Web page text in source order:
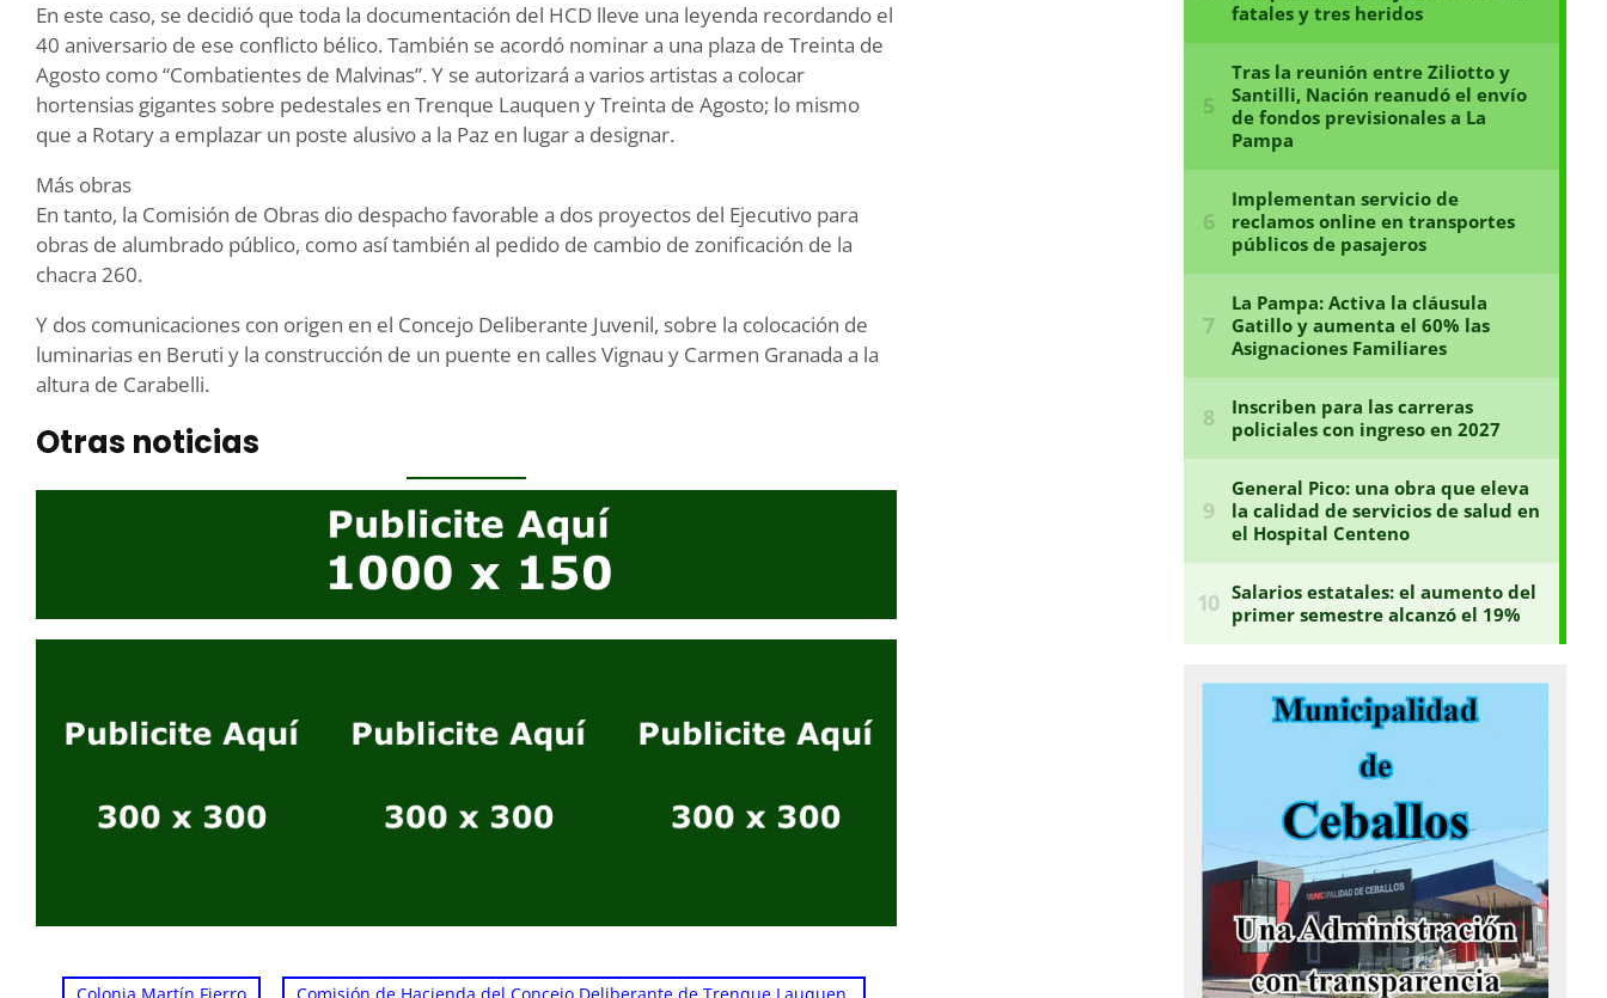
En este caso, se decidió que toda la documentación del HCD lleve una leyenda recordando el
40 aniversario de ese conflicto bélico. También se acordó nominar a una plaza de Treinta de
Agosto como “Combatientes de Malvinas”. Y se autorizará a varios artistas a colocar
hortensias gigantes sobre pedestales en Trenque Lauquen y Treinta de Agosto; lo mismo
que a Rotary a emplazar un poste alusivo a la Paz en lugar a designar.
Más obras
En tanto, la Comisión de Obras dio despacho favorable a dos proyectos del Ejecutivo para
obras de alumbrado público, como así también al pedido de cambio de zonificación de la
chacra 260.
Y dos comunicaciones con origen en el Concejo Deliberante Juvenil, sobre la colocación de
luminarias en Beruti y la construcción de un puente en calles Vignau y Carmen Granada a la
altura de Carabelli.
Otras noticias